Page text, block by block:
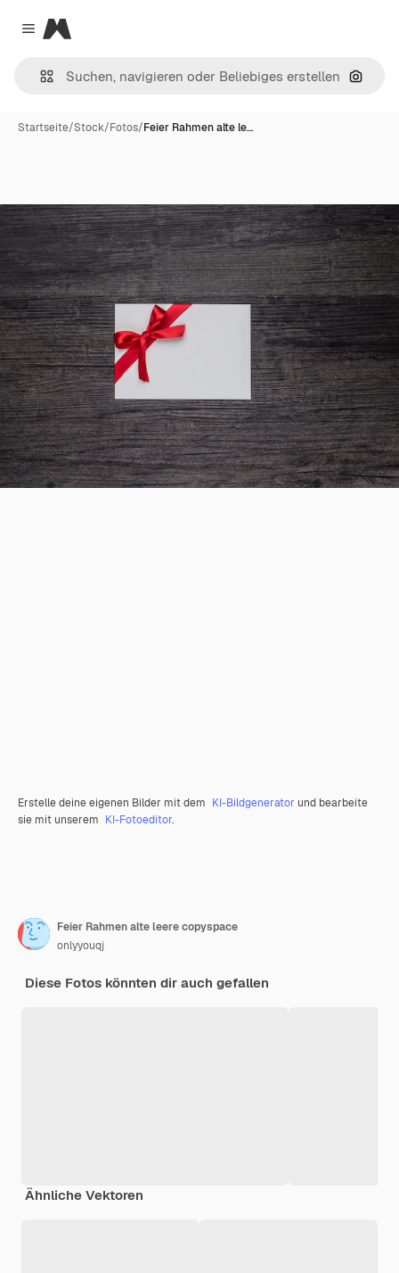
Close menu
Magnific
Nach
Startseite/Stock/Fotos/Feier Rahmen alte le…
Erstelle deine eigenen Bilder mit dem KI-Bildgenerator und bearbeite
sie mit unserem KI-Fotoeditor.
Feier Rahmen alte leere copyspace
onlyyouqj
Diese Fotos könnten dir auch gefallen
Ähnliche Vektoren